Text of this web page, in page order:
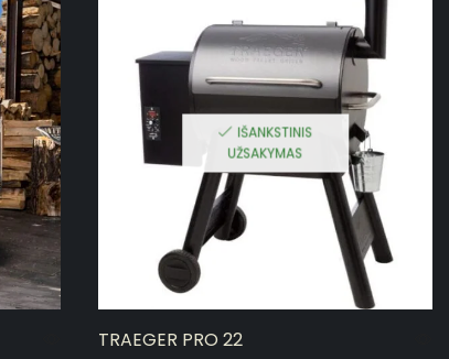
IŠANKSTINIS
UŽSAKYMAS
TRAEGER PRO 22